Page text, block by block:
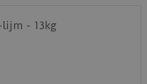
hierdoor zal de
zijn.
de PVC plak series van
PVC-lijm 13kg
lijm - 13kg